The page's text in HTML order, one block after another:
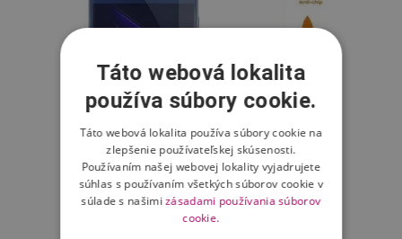
Táto webová lokalita
používa súbory cookie.
Táto webová lokalita používa súbory cookie na
zlepšenie používateľskej skúsenosti.
Používaním našej webovej lokality vyjadrujete
súhlas s používaním všetkých súborov cookie v
súlade s našimizásadami používania súborov
cookie.